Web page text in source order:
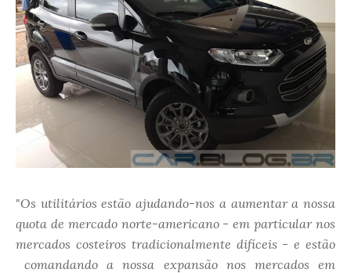
"Os utilitários estão ajudando-nos a aumentar a nossa
quota de mercado norte-americano - em particular nos
mercados costeiros tradicionalmente difíceis - e estão
comandando a nossa expansão nos mercados em